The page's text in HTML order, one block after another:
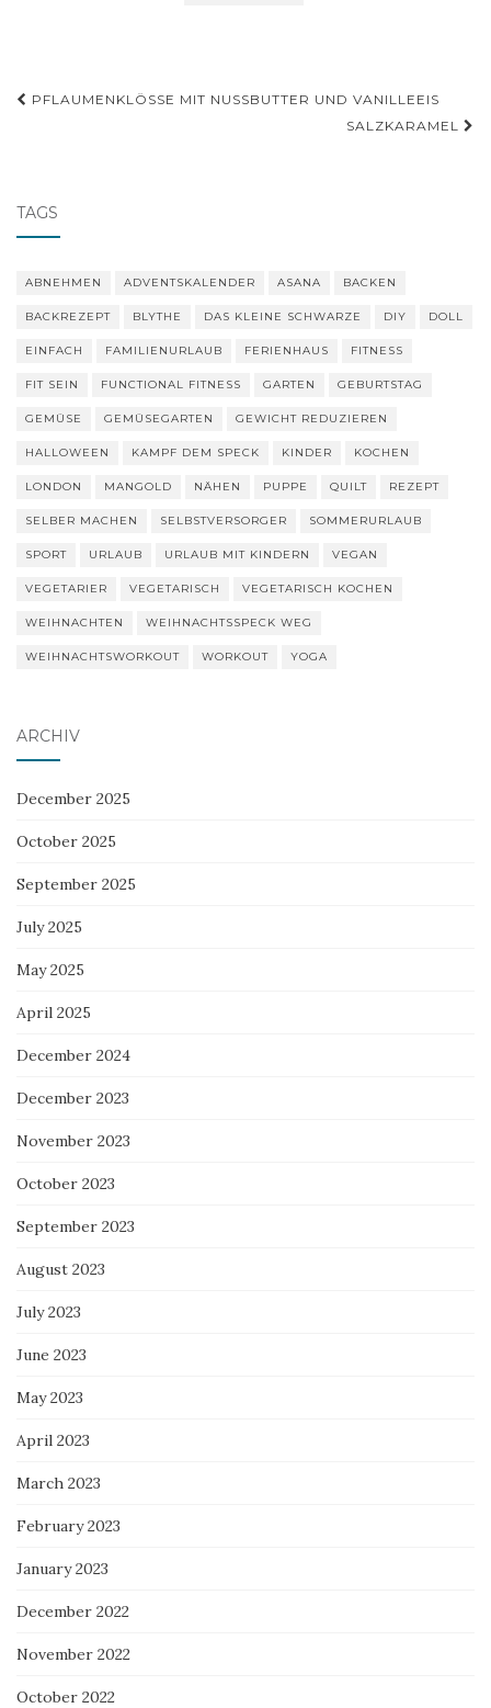
Post
PFLAUMENKLÖSSE MIT NUSSBUTTER UND VANILLEEIS
SALZKARAMEL
TAGS
ABNEHMEN ADVENTSKALENDER ASANA BACKEN
BACKREZEPT BLYTHE DAS KLEINE SCHWARZE DIY DOLL
EINFACH FAMILIENURLAUB FERIENHAUS FITNESS
FIT SEIN FUNCTIONAL FITNESS GARTEN GEBURTSTAG
GEMÜSE GEMÜSEGARTEN GEWICHT REDUZIEREN
HALLOWEEN KAMPF DEM SPECK KINDER KOCHEN
LONDON MANGOLD NÄHEN PUPPE QUILT REZEPT
SELBER MACHEN SELBSTVERSORGER SOMMERURLAUB
SPORT URLAUB URLAUB MIT KINDERN VEGAN
VEGETARIER VEGETARISCH VEGETARISCH KOCHEN
WEIHNACHTEN WEIHNACHTSSPECK WEG
WEIHNACHTSWORKOUT WORKOUT YOGA
ARCHIV
December 2025
October 2025
September 2025
July 2025
May 2025
April 2025
December 2024
December 2023
November 2023
October 2023
September 2023
August 2023
July 2023
June 2023
May 2023
April 2023
March 2023
February 2023
January 2023
December 2022
November 2022
October 2022